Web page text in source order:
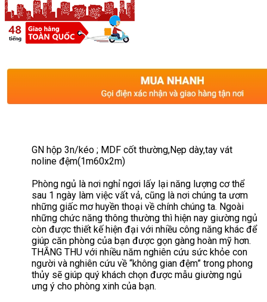
GN hộp 3n/kéo ; MDF cốt thường,Nẹp dày,tay vát
noline đệm(1m60x2m)
Phòng ngủ là nơi nghỉ ngơi lấy lại năng lượng cơ thể
sau 1 ngày làm việc vất vả, cũng là nơi chúng ta ươm
những giấc mơ huyền thoại về chính chúng ta. Ngoài
những chức năng thông thường thì hiện nay giường ngủ
còn được thiết kế hiện đại với nhiều công năng khác để
giúp căn phòng của bạn được gọn gàng hoàn mỹ hơn.
THẮNG THU với nhiều năm nghiên cứu sức khỏe con
người và nghiên cứu về “không gian đệm” trong phong
thủy sẽ giúp quý khách chọn được mẫu giường ngủ
ưng ý cho phòng xinh của bạn.